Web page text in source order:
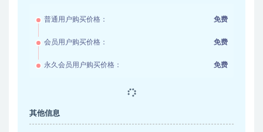
普通用户购买价格： 免费
会员用户购买价格： 免费
永久会员用户购买价格： 免费
其他信息